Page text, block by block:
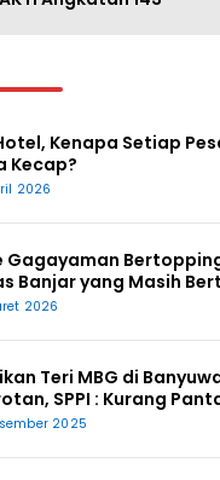
Kenapa Setiap
Kecap?
2026
Gagayaman
Banjar yang Masih
2026
Teri MBG di
SPPI : Kurang
2025